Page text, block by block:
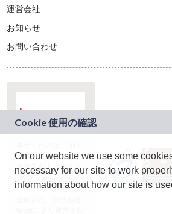
運営会社
お知らせ
お問い合わせ
ドコモグループの新
規事業創出プログラ
ム「docomo
STARTUP」を通じて
On our website we use some
necessary for our site to work
information about how our site is